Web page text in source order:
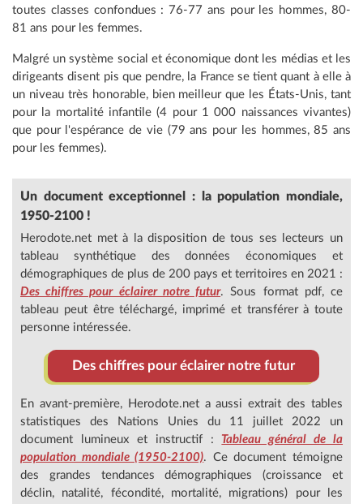
toutes classes confondues : 76-77 ans pour les hommes, 80-
81 ans pour les femmes.
Malgré un système social et économique dont les médias et les
dirigeants disent pis que pendre, la France se tient quant à elle à
un niveau très honorable, bien meilleur que les États-Unis, tant
pour la mortalité infantile (4 pour 1 000 naissances vivantes)
que pour l'espérance de vie (79 ans pour les hommes, 85 ans
pour les femmes).
Un document exceptionnel : la population mondiale,
1950-2100 !
Herodote.net met à la disposition de tous ses lecteurs un
tableau synthétique des données économiques et
démographiques de plus de 200 pays et territoires en 2021 :
Des chiffres pour éclairer notre futur. Sous format pdf, ce
tableau peut être téléchargé, imprimé et transférer à toute
personne intéressée.
Des chiffres pour éclairer notre futur
En avant-première, Herodote.net a aussi extrait des tables
statistiques des Nations Unies du 11 juillet 2022 un
document lumineux et instructif : Tableau général de la
population mondiale (1950-2100). Ce document témoigne
des grandes tendances démographiques (croissance et
déclin, natalité, fécondité, mortalité, migrations) pour les